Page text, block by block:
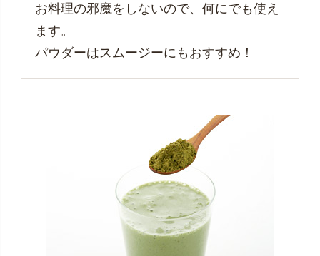
お料理の邪魔をしないので、何にでも使え
ます。
パウダーはスムージーにもおすすめ！